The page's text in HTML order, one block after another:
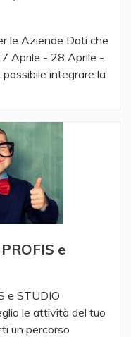
le Aziende Dati che
Aprile - 28 Aprile -
integrare la
e
e STUDIO
le attività del tuo
un percorso